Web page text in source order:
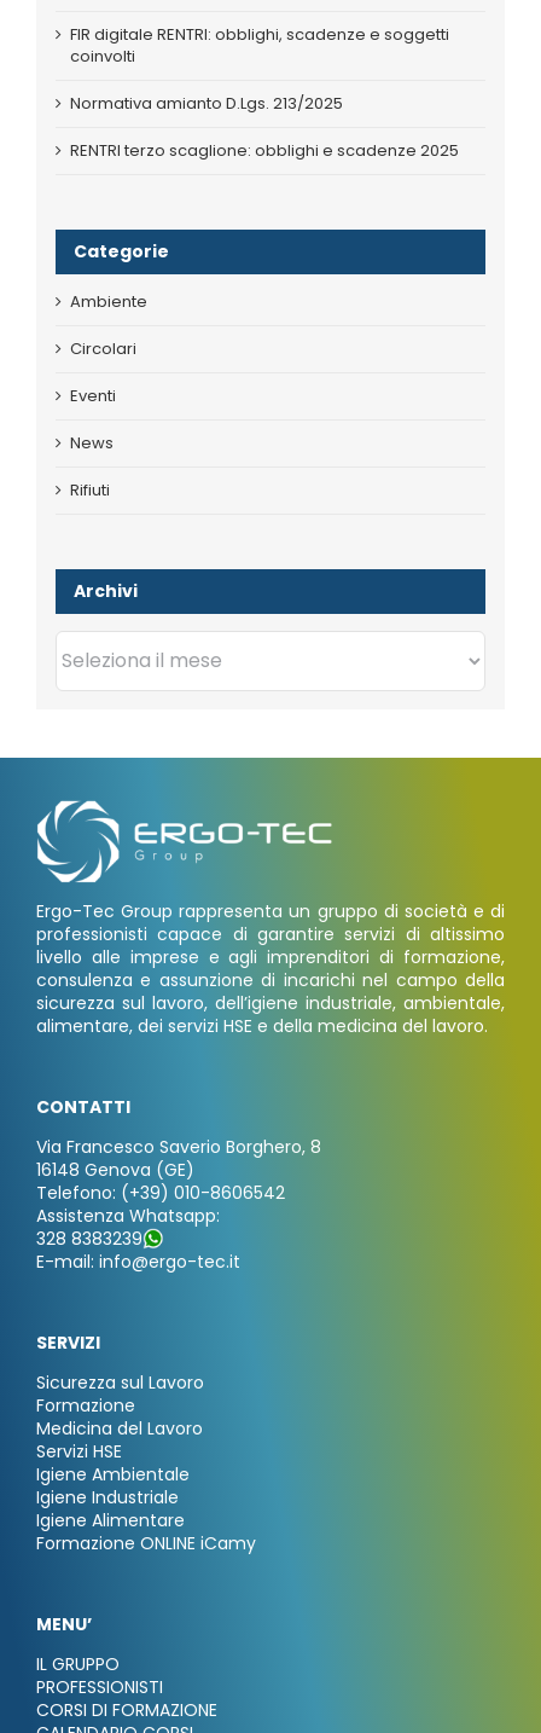
FIR digitale RENTRI: obblighi, scadenze e soggetti
coinvolti
Normativa amianto D.Lgs. 213/2025
RENTRI terzo scaglione: obblighi e scadenze 2025
Categorie
Ambiente
Circolari
Eventi
News
Rifiuti
Archivi
Archivi
Ergo-Tec Group rappresenta un gruppo di società e di
professionisti capace di garantire servizi di altissimo
livello alle imprese e agli imprenditori di formazione,
consulenza e assunzione di incarichi nel campo della
sicurezza sul lavoro, dell’igiene industriale, ambientale,
alimentare, dei servizi HSE e della medicina del lavoro.
CONTATTI
Via Francesco Saverio Borghero, 8
16148 Genova (GE)
Telefono: (+39) 010-8606542
Assistenza Whatsapp:
328 8383239
E-mail: info@ergo-tec.it
SERVIZI
Sicurezza sul Lavoro
Formazione
Medicina del Lavoro
Servizi HSE
Igiene Ambientale
Igiene Industriale
Igiene Alimentare
Formazione ONLINE iCamy
MENU’
IL GRUPPO
PROFESSIONISTI
CORSI DI FORMAZIONE